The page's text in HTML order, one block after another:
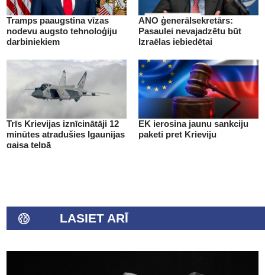
Tramps paaugstina vīzas
nodevu augsto tehnoloģiju
darbiniekiem
ANO ģenerālsekretārs:
Pasaulei nevajadzētu būt
Izraēlas iebiedētai
Trīs Krievijas iznīcinātāji 12
minūtes atradušies Igaunijas
gaisa telpā
EK ierosina jaunu sankciju
paketi pret Krieviju
LASIET ARĪ